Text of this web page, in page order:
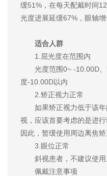
缓51%，在每天配戴时间
光度进展延缓67%，眼轴增
适合人群
1.屈光度在范围内
光度范围0~ -10.00D、
度-10.00D以内
2.矫正视力正常
如果矫正视力低于该年
视，应该首要考虑的是进
因此，暂缓使用周边离焦矫
3.眼位正常
斜视患者，不建议使用
佩戴注意事项